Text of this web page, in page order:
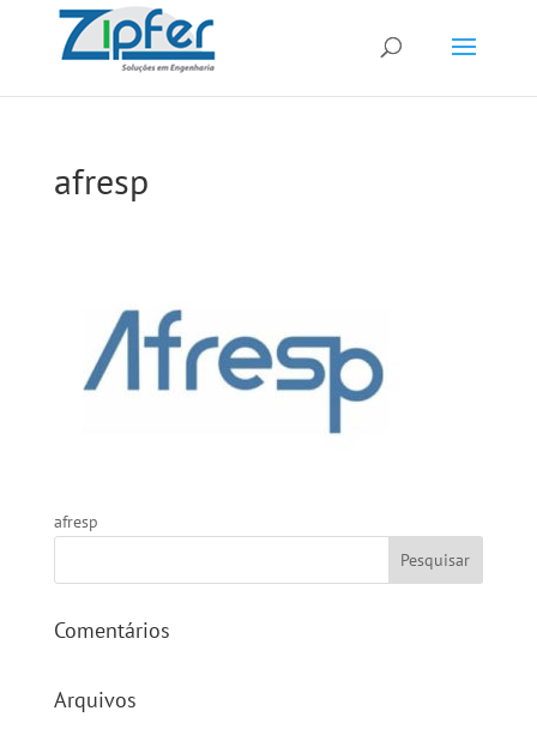
afresp
afresp
Comentários
Arquivos